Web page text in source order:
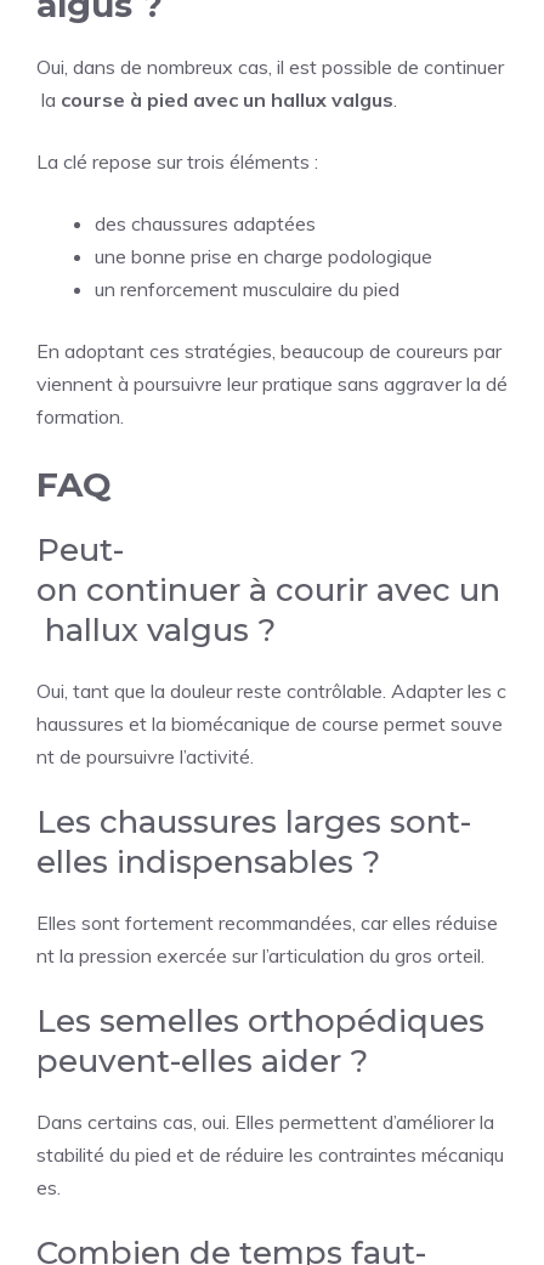
Oui, dans de nombreux cas, il est possible de continuer
la course à pied avec un hallux valgus
La clé repose sur trois éléments :
des chaussures adaptées
une bonne prise en charge podologique
un renforcement musculaire du pied
En adoptant ces stratégies, beaucoup de coureurs par
viennent à poursuivre leur pratique sans aggraver la dé
formation.
FAQ
Peut-
on continuer à courir avec un
hallux valgus ?
Oui, tant que la douleur reste contrôlable. Adapter les c
haussures et la biomécanique de course permet souve
nt de poursuivre l’activité.
Les chaussures larges sont-
elles indispensables ?
Elles sont fortement recommandées, car elles réduise
nt la pression exercée sur l’articulation du gros orteil.
Les semelles orthopédiques
peuvent-elles aider ?
Dans certains cas, oui. Elles permettent d’améliorer la
stabilité du pied et de réduire les contraintes mécaniqu
es.
Combien de temps faut-